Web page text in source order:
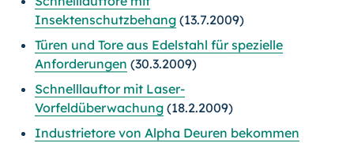
Insektenschutzbehang (13.7.2009)
Türen und Tore aus Edelstahl für spezielle
Anforderungen (30.3.2009)
Schnelllauftor mit Laser-
Vorfeldüberwachung (18.2.2009)
Industrietore von Alpha Deuren bekommen